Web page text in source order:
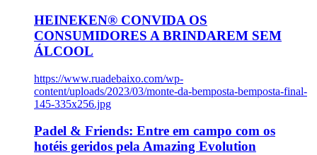
HEINEKEN® CONVIDA OS
CONSUMIDORES A BRINDAREM SEM
ÁLCOOL
https://www.ruadebaixo.com/wp-
content/uploads/2023/03/monte-da-bemposta-bemposta-final-
145-335x256.jpg
Padel & Friends: Entre em campo com os
hotéis geridos pela Amazing Evolution